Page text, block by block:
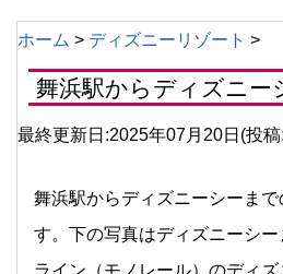
ホーム > ディズニーリゾート >
舞浜駅からディズニー
最終更新日:2025年07月20日(投
舞浜駅からディズニーシーま
す。下の写真はディズニーシ
ライン（モノレール）のディ